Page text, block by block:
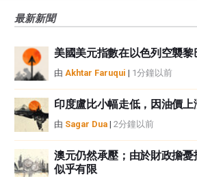
觀點，並不代表FXStreet或其廣告商的官方政策或立
如果文章正文中沒有明確提到，在撰寫本文時，作者
中都沒有頭寸，也沒有與文中提到的任何公司有業務
者沒有收到撰寫這篇文章的報酬。
FXStreet和作者不提供個性化的建議。作者對該資訊
性不作任何陳述。FXStreet和作者將不承擔任何錯誤
或損害由此資訊及其顯示或使用引起的。錯誤和遺漏
FXStreet並非註冊投資顧問，本文內容無意提供任
最新新聞
美國美元指數在以色列空襲
由 Akhtar Faruqui | 1分鐘以前
印度盧比小幅走低，因油價上
由 Sagar Dua | 2分鐘以前
澳元仍然承壓；由於財政擔憂
似乎有限